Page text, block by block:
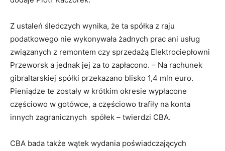
Z ustaleń śledczych wynika, że ta spółka z raju
podatkowego nie wykonywała żadnych prac ani usług
związanych z remontem czy sprzedażą Elektrociepłowni
Przeworsk a jednak jej za to zapłacono. – Na rachunek
gibraltarskiej spółki przekazano blisko 1,4 mln euro.
Pieniądze te zostały w krótkim okresie wypłacone
częściowo w gotówce, a częściowo trafiły na konta
innych zagranicznych spółek – twierdzi CBA.
CBA bada także wątek wydania poświadczających